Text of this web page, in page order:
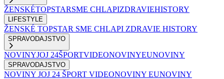
ŽENSKÉTOPSTARSME CHLAPIZDRAVIEHISTORY
LIFESTYLE
ŽENSKÉ TOPSTAR SME CHLAPI ZDRAVIE HISTORY
SPRAVODAJSTVO
NOVINYJOJ 24ŠPORTVIDEONOVINYEUNOVINY
SPRAVODAJSTVO
NOVINY JOJ 24 ŠPORT VIDEONOVINY EUNOVINY